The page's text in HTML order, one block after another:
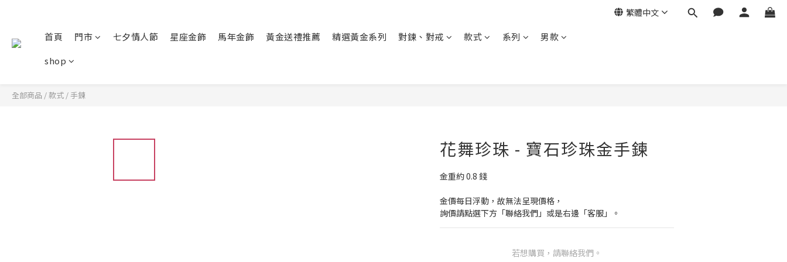
繁體中文
首頁 門市 七夕情人節 星座金飾 馬年金飾 黃金送禮推薦 精選黃金系列 對鍊、對戒 款式 系列
男款
shop
全部商品 /款式 /手鍊
花舞珍珠 - 寶石珍珠金手鍊
金重約 0.8 錢
金價每日浮動，故無法呈現價格，
詢價請點選下方「聯絡我們」或是右邊「客服」。
若想購買，請聯絡我們。